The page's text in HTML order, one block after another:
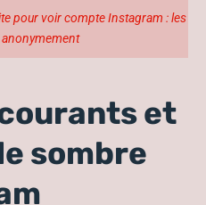
pour voir compte Instagram : les
et
sombre